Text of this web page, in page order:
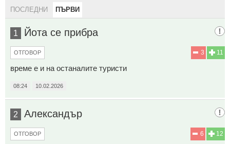
ПОСЛЕДНИ ПЪРВИ
1 Йота се прибра
11
3
ОТГОВОР
време е и на останалите туристи
08:24 10.02.2026
2 Александър
12
6
ОТГОВОР